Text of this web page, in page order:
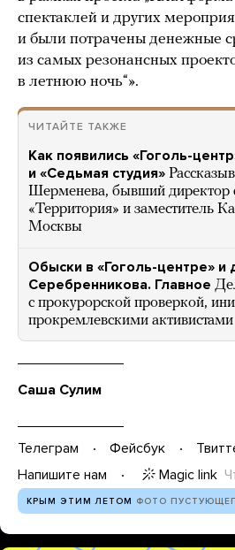
спектаклей и других
и были потрачены денежные
из самых резонансных
в летнюю ночь“».
ЧИТАЙТЕ ТАКЖЕ
Как появились «Гоголь-
и «Седьмая студия»
Шерменева, бывший директор
«Территория» и заместитель
Москвы
Обыски в «Гоголь-центре» и
Серебренникова. Главное
с прокурорской проверкой,
прокремлевскими активистами
Саша Сулим
Телеграм Фейсбук
Напишите нам
Magic link
КРЫМ ЭТИМ ЛЕТОМ ФОТО